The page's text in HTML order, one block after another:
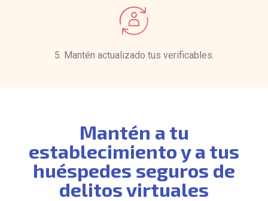
5. Mantén actualizado tus verificables.
Mantén a tu
establecimiento y a tus
huéspedes seguros de
delitos virtuales